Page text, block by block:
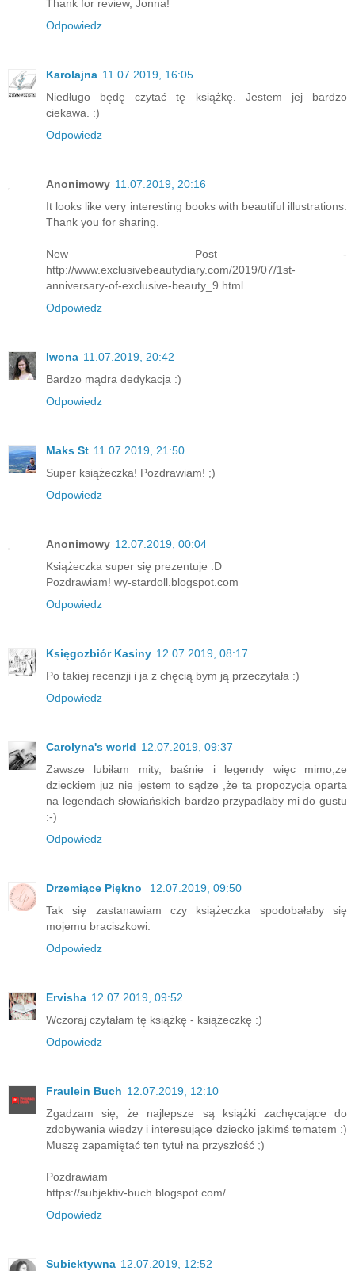
Thank for review, Jonna!
Odpowiedz
Karolajna 11.07.2019, 16:05
Niedługo będę czytać tę książkę. Jestem jej bardzo
ciekawa. :)
Odpowiedz
Anonimowy 11.07.2019, 20:16
It looks like very interesting books with beautiful illustrations.
Thank you for sharing.
New Post -
http://www.exclusivebeautydiary.com/2019/07/1st-
anniversary-of-exclusive-beauty_9.html
Odpowiedz
Iwona 11.07.2019, 20:42
Bardzo mądra dedykacja :)
Odpowiedz
Maks St 11.07.2019, 21:50
Super książeczka! Pozdrawiam! ;)
Odpowiedz
Anonimowy 12.07.2019, 00:04
Książeczka super się prezentuje :D
Pozdrawiam! wy-stardoll.blogspot.com
Odpowiedz
Księgozbiór Kasiny 12.07.2019, 08:17
Po takiej recenzji i ja z chęcią bym ją przeczytała :)
Odpowiedz
Carolyna's world 12.07.2019, 09:37
Zawsze lubiłam mity, baśnie i legendy więc mimo,ze
dzieckiem juz nie jestem to sądze ,że ta propozycja oparta
na legendach słowiańskich bardzo przypadłaby mi do gustu
:-)
Odpowiedz
Drzemiące Piękno
12.07.2019, 09:50
Tak się zastanawiam czy książeczka spodobałaby się
mojemu braciszkowi.
Odpowiedz
Ervisha 12.07.2019, 09:52
Wczoraj czytałam tę książkę - książeczkę :)
Odpowiedz
Fraulein Buch 12.07.2019, 12:10
Zgadzam się, że najlepsze są książki zachęcające do
zdobywania wiedzy i interesujące dziecko jakimś tematem :)
Muszę zapamiętać ten tytuł na przyszłość ;)
Pozdrawiam
https://subjektiv-buch.blogspot.com/
Odpowiedz
Subiektywna 12.07.2019, 12:52